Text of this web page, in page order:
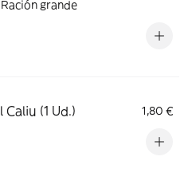
grande
Caliu (1 Ud.) 1,80 €